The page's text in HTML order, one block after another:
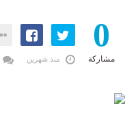
0
مشاركة منذ شهرين